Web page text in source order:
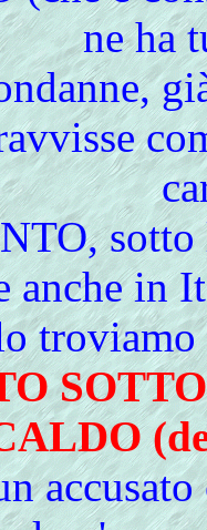
ne ha
sotto
anche in
troviamo